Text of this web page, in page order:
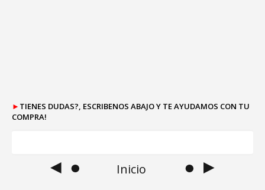
► TIENES DUDAS?, ESCRIBENOS ABAJO Y TE AYUDAMOS CON TU
COMPRA!
◄ ● Inicio ● ►